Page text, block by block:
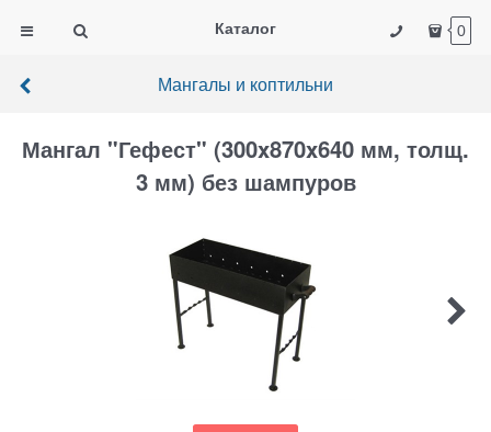
Каталог 0
Мангалы и коптильни
Мангал "Гефест" (300x870x640 мм, толщ.
3 мм) без шампуров